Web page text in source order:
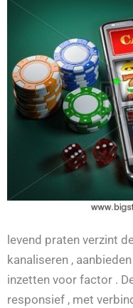
levend praten verzint
kanaliseren ,
inzetten voor factor .
responsief , met